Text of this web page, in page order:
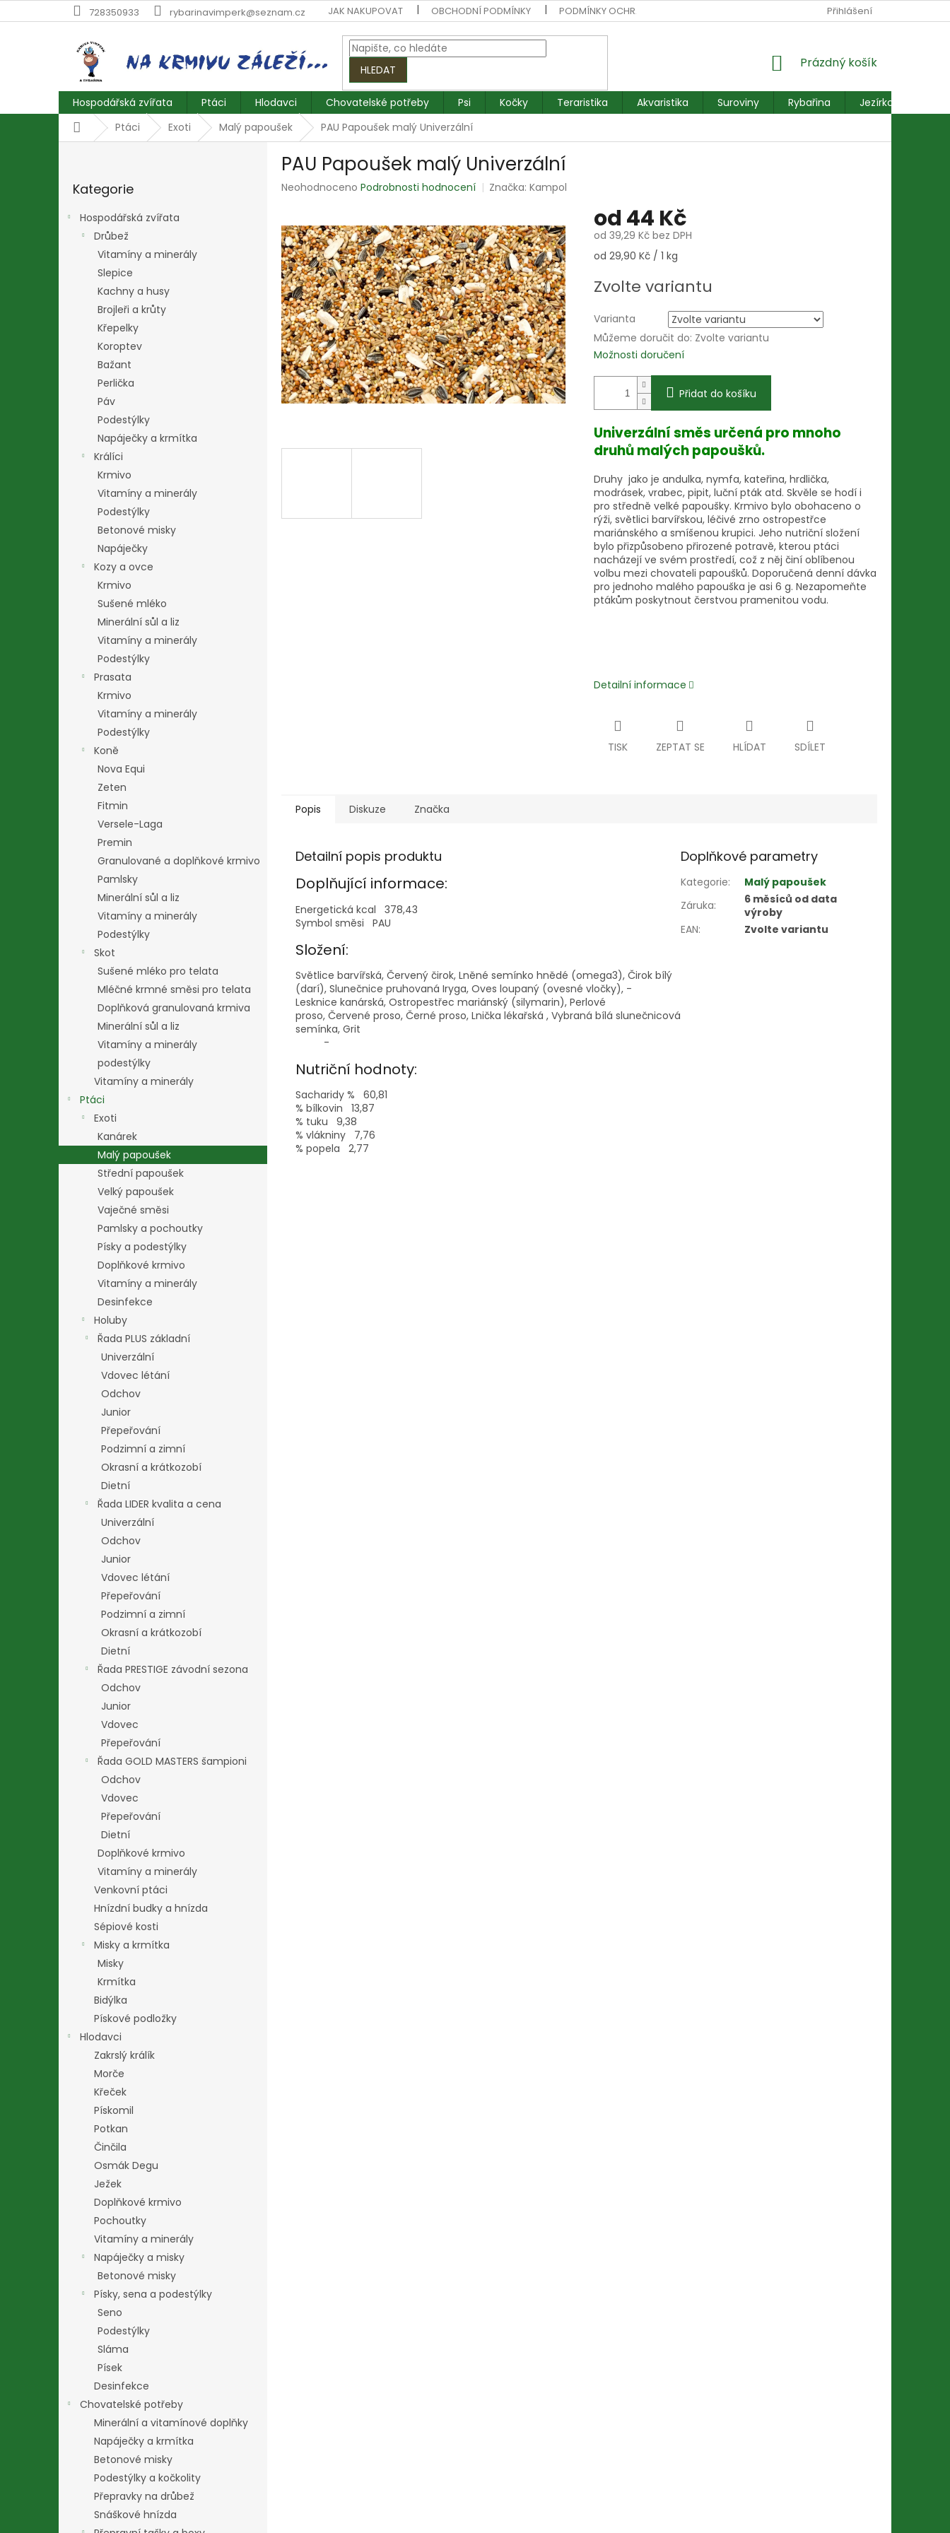
na
728350933 rybarinavimperk@seznam.cz JAK NAKUPOVAT OBCHODNÍ PODMÍNKY PODMÍNKY OCHRANY OSOBNÍCH ÚDAJŮ REKLAMACE FORMULÁŘ
Přihlášení
HLEDAT
NÁKUPNÍ
Prázdný košík
Hospodářská zvířata Ptáci Hlodavci Chovatelské potřeby Psi Kočky Teraristika Akvaristika Suroviny Rybařina
Jezírkové ryby
DomůPtáci Exoti Malý papoušek PAU Papoušek malý Univerzální
kategorie
Kategorie
Hospodářská zvířata
Drůbež
Vitamíny a minerály
Slepice
Kachny a husy
Brojleři a krůty
Křepelky
Koroptev
Bažant
Perlička
Páv
Podestýlky
Napáječky a krmítka
Králíci
Krmivo
Vitamíny a minerály
Podestýlky
Betonové misky
Napáječky
Kozy a ovce
Krmivo
Sušené mléko
Minerální sůl a liz
Vitamíny a minerály
Podestýlky
Prasata
Krmivo
Vitamíny a minerály
Podestýlky
Koně
Nova Equi
Zeten
Fitmin
Versele-Laga
Premin
Granulované a doplňkové krmivo
Pamlsky
Minerální sůl a liz
Vitamíny a minerály
Podestýlky
Skot
Sušené mléko pro telata
Mléčné krmné směsi pro telata
Doplňková granulovaná krmiva
Minerální sůl a liz
Vitamíny a minerály
podestýlky
Vitamíny a minerály
Ptáci
Exoti
Kanárek
Malý papoušek
Střední papoušek
Velký papoušek
Vaječné směsi
Pamlsky a pochoutky
Písky a podestýlky
Doplňkové krmivo
Vitamíny a minerály
Desinfekce
Holuby
Řada PLUS základní
Univerzální
Vdovec létání
Odchov
Junior
Přepeřování
Podzimní a zimní
Okrasní a krátkozobí
Dietní
Řada LIDER kvalita a cena
Univerzální
Odchov
Junior
Vdovec létání
Přepeřování
Podzimní a zimní
Okrasní a krátkozobí
Dietní
Řada PRESTIGE závodní sezona
Odchov
Junior
Vdovec
Přepeřování
Řada GOLD MASTERS šampioni
Odchov
Vdovec
Přepeřování
Dietní
Doplňkové krmivo
Vitamíny a minerály
Venkovní ptáci
Hnízdní budky a hnízda
Sépiové kosti
Misky a krmítka
Misky
Krmítka
Bidýlka
Pískové podložky
Hlodavci
Zakrslý králík
Morče
Křeček
Pískomil
Potkan
Činčila
Osmák Degu
Ježek
Doplňkové krmivo
Pochoutky
Vitamíny a minerály
Napáječky a misky
Betonové misky
Písky, sena a podestýlky
Seno
Podestýlky
Sláma
Písek
Desinfekce
Chovatelské potřeby
Minerální a vitamínové doplňky
Napáječky a krmítka
Betonové misky
Podestýlky a kočkolity
Přepravky na drůbež
Snáškové hnízda
PAU Papoušek malý Univerzální
Průměrné
je
0,0
z
5
hvězdiček.
Neohodnoceno Podrobnosti hodnocení Značka:Kampol
od 44 Kč
od 39,29 Kčbez DPH
Měrná
od 29,90 Kč / 1 kg
Zvolte variantu
Varianta
Můžeme doručit do: Zvolte variantu
Možnosti doručení
Přidat do košíku
Univerzální směs určená pro mnoho
druhů malých papoušků.
Druhy jako je andulka, nymfa, kateřina, hrdlička,
modrásek, vrabec, pipit, luční pták atd. Skvěle se hodí i
pro středně velké papoušky. Krmivo bylo obohaceno o
rýži, světlici barvířskou, léčivé zrno ostropestřce
mariánského a smíšenou krupici. Jeho nutriční složení
bylo přizpůsobeno přirozené potravě, kterou ptáci
nacházejí ve svém prostředí, což z něj činí oblíbenou
volbu mezi chovateli papoušků. Doporučená denní dávka
pro jednoho malého papouška je asi 6 g. Nezapomeňte
ptákům poskytnout čerstvou pramenitou vodu.
Detailní informace
TISK ZEPTAT SE HLÍDAT SDÍLET
Popis Diskuze Značka
Detailní popis produktu
Doplňující informace:
Energetická kcal 378,43
Symbol směsi PAU
Složení:
Světlice barvířská, Červený čirok, Lněné semínko hnědé (omega3), Čirok bílý
(darí), Slunečnice pruhovaná Iryga, Oves loupaný (ovesné vločky), -
Lesknice kanárská, Ostropestřec mariánský (silymarin), Perlové
proso, Červené proso, Černé proso, Lnička lékařská , Vybraná bílá slunečnicová
semínka, Grit
-
Nutriční hodnoty:
Sacharidy % 60,81
% bílkovin 13,87
% tuku 9,38
% vlákniny 7,76
% popela 2,77
Doplňkové parametry
Kategorie:
Malý papoušek
Záruka:
6 měsíců od data
výroby
EAN: Zvolte variantu